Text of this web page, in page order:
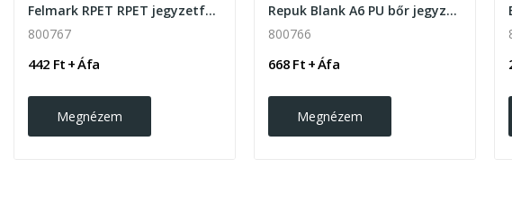
Felmark RPET RPET jegyzetfüzet vonalas...
800767
442 Ft + Áfa
Megnézem
Repuk Blank A6 PU bőr jegyzetfüzet sima lakpokkal
800766
668 Ft + Áfa
Megnézem